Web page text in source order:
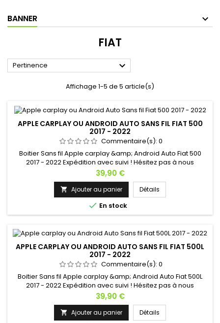
BANNER
FIAT
Pertinence 
Affichage 1-5 de 5 article(s)
APPLE CARPLAY OU ANDROID AUTO SANS FIL FIAT 500
2017 - 2022
Commentaire(s): 0
Boitier Sans fil Apple carplay &amp; Android Auto Fiat 500
2017 - 2022 Expédition avec suivi ! Hésitez pas à nous
contacter si vous avez une question !
Prix
39,90 €
 Ajouter au panier Détails
 En stock
APPLE CARPLAY OU ANDROID AUTO SANS FIL FIAT 500L
2017 - 2022
Commentaire(s): 0
Boitier Sans fil Apple carplay &amp; Android Auto Fiat 500L
2017 - 2022 Expédition avec suivi ! Hésitez pas à nous
contacter si vous avez une question !
Prix
39,90 €
 Ajouter au panier Détails